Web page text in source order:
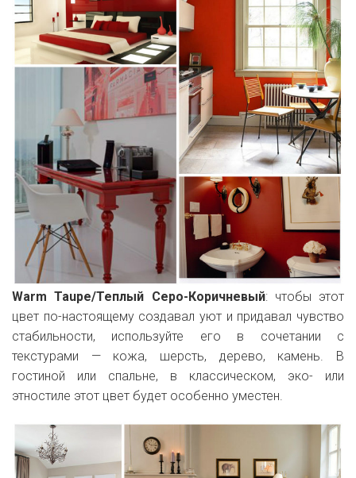
Warm Taupe/Теплый Серо-Коричневый: чтобы этот
цвет по-настоящему создавал уют и придавал чувство
стабильности, используйте его в сочетании с
текстурами — кожа, шерсть, дерево, камень. В
гостиной или спальне, в классическом, эко- или
этностиле этот цвет будет особенно уместен.